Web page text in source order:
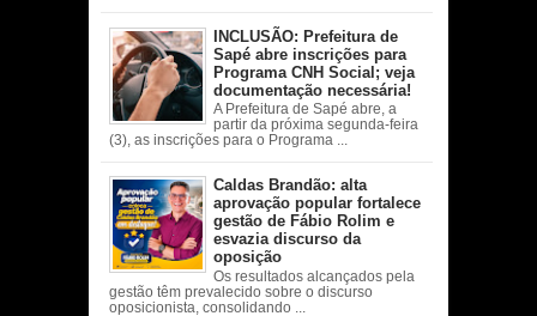
INCLUSÃO: Prefeitura de
Sapé abre inscrições para
Programa CNH Social; veja
documentação necessária!
A Prefeitura de Sapé abre, a
partir da próxima segunda-feira
(3), as inscrições para o Programa ...
Caldas Brandão: alta
aprovação popular fortalece
gestão de Fábio Rolim e
esvazia discurso da
oposição
Os resultados alcançados pela
gestão têm prevalecido sobre o discurso
oposicionista, consolidando ...